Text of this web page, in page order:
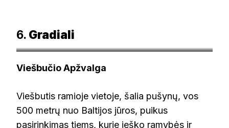
6. Gradiali
Viešbučio Apžvalga
Viešbutis ramioje vietoje, šalia pušynų, vos
500 metrų nuo Baltijos jūros, puikus
pasirinkimas tiems, kurie ieško ramybės ir